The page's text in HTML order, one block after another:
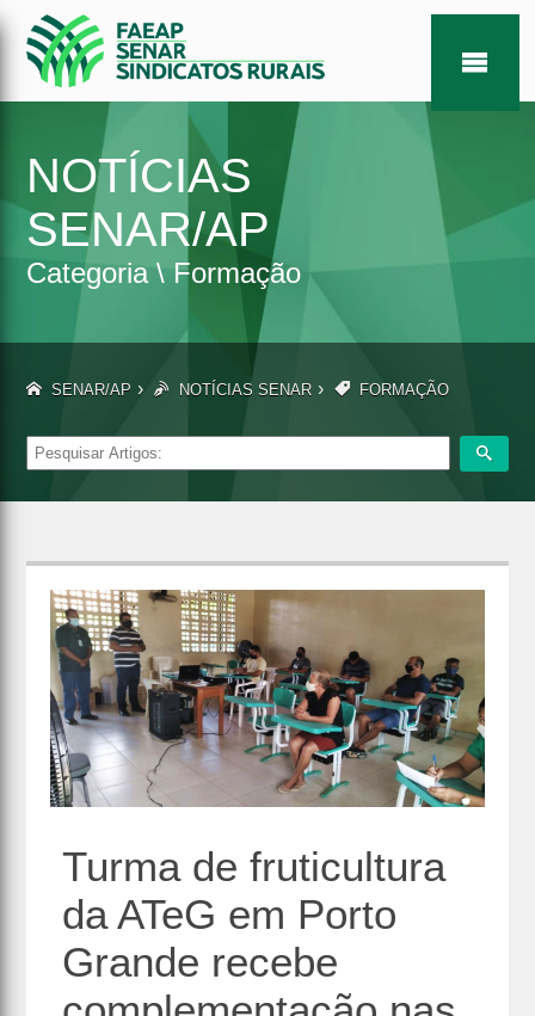
NOTÍCIAS
SENAR/AP
Categoria \ Formação
SENAR/AP › NOTÍCIAS SENAR › FORMAÇÃO
Turma de fruticultura
da ATeG em Porto
Grande recebe